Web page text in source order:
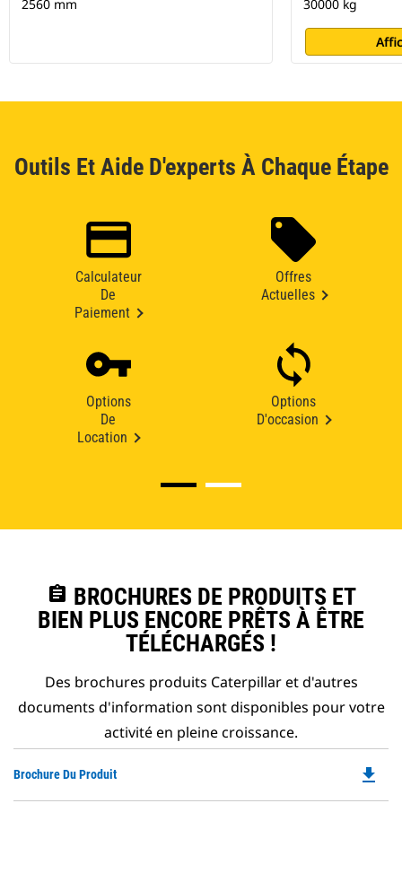
2560 mm 30000 kg
Outils Et Aide D'experts À Chaque Étape
Calculateur
De
Paiement
Offres
Actuelles
Options
De
Location
Options
D'occasion
assignment BROCHURES DE PRODUITS ET
BIEN PLUS ENCORE PRÊTS À ÊTRE
TÉLÉCHARGÉS !
Des brochures produits Caterpillar et d'autres
documents d'information sont disponibles pour votre
activité en pleine croissance.
Brochure Du Produit file_download